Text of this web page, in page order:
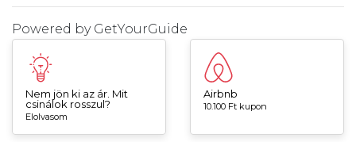
Powered by GetYourGuide
Nem jön ki az ár. Mit
csinálok rosszul?
Elolvasom
Airbnb
10.100 Ft kupon